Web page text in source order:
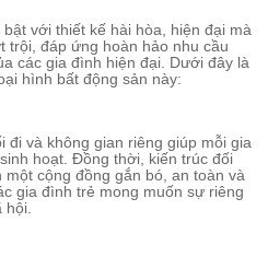
với thiết kế hài hòa, hiện đại mà
đáp ứng hoàn hảo nhu cầu
các gia đình hiện đại. Dưới đây là
hình bất động sản này:
đi và không gian riêng giúp mỗi gia
hoạt. Đồng thời, kiến trúc đối
cộng đồng gắn bó, an toàn và
gia đình trẻ mong muốn sự riêng